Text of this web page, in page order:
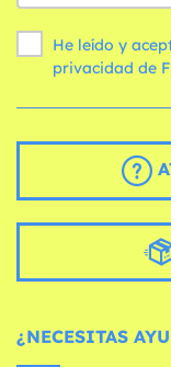
He leído y
privacidad de
¿NECESITAS